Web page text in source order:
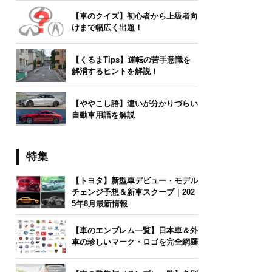
【車のクイズ】初心者から上級者向
けまで幅広く出題！
【くるまTips】運転の苦手意識を
解消するヒントを解説！
【ややこし語】違いが分かりづらい
自動車用語を解説
特集
【トヨタ】新型車デビュー・モデル
チェンジ予想＆新車スクープ｜202
5年8月最新情報
【車のエンブレム一覧】日本車＆外
車の珍しいマーク・ロゴを完全網羅